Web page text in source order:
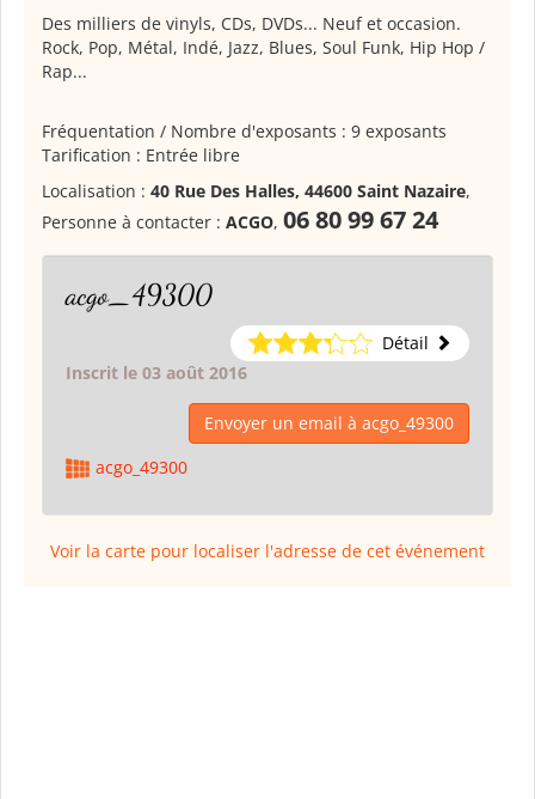
Des milliers de vinyls, CDs, DVDs... Neuf et occasion.
Rock, Pop, Métal, Indé, Jazz, Blues, Soul Funk, Hip Hop /
Rap...
Fréquentation / Nombre d'exposants : 9 exposants
Tarification : Entrée libre
Localisation : 40 Rue Des Halles, 44600 Saint Nazaire,
Personne à contacter : ACGO, 06 80 99 67 24
acgo_49300
Détail
Inscrit le 03 août 2016
Envoyer un email à acgo_49300
acgo_49300
Voir la carte pour localiser l'adresse de cet événement